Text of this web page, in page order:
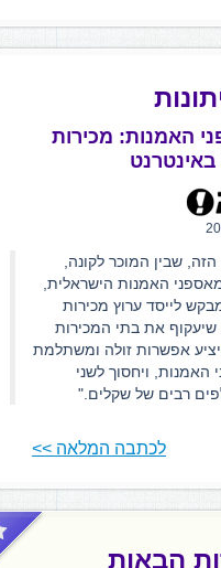
האמנות: מכירות
באינטרנט
שבין המוכר לקונה,
האמנות הישראלית,
לייסד ערוץ מכירות
שיעקוף את בתי המכירות
אפשרות זולה ומשתלמת
האמנות, ויחסוך לשני
רבים של שקלים."
לכתבה המלאה >>
הבאות